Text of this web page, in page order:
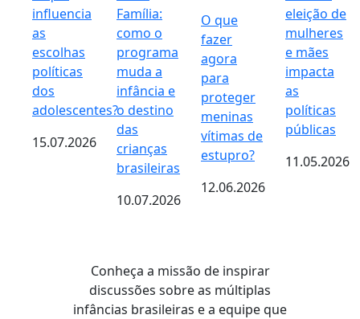
influencia
as
escolhas
políticas
dos
adolescentes?
15.07.2026
Família:
como o
programa
muda a
infância e
o destino
das
crianças
brasileiras
10.07.2026
O que
fazer
agora
para
proteger
meninas
vítimas de
estupro?
12.06.2026
eleição de
mulheres
e mães
impacta
as
políticas
públicas
11.05.2026
Conheça a missão de inspirar
discussões sobre as múltiplas
infâncias brasileiras e a equipe que